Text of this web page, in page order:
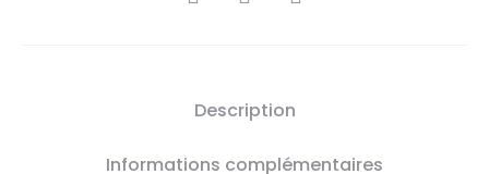
Description
Informations complémentaires